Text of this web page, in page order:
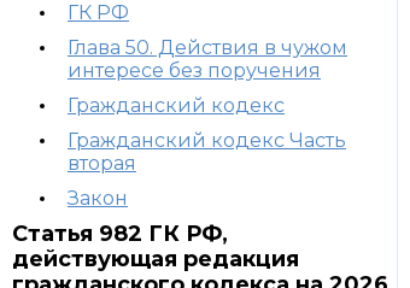
ГК РФ
Глава 50. Действия в чужом
интересе без поручения
Гражданский кодекс
Гражданский кодекс Часть
вторая
Закон
Статья 982 ГК РФ,
действующая редакция